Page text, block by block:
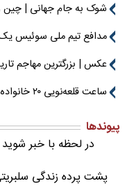
شوک به جام جهانی | چین و
مدافع تیم ملی سوئیس
عکس | بزرگترین مهاجم
ساعت قلعه‌نویی ۲۰ خانواده را از فلاکت نجات می‌دهد
پیوندها
در لحظه با خبر شوید
پشت پرده زندگی